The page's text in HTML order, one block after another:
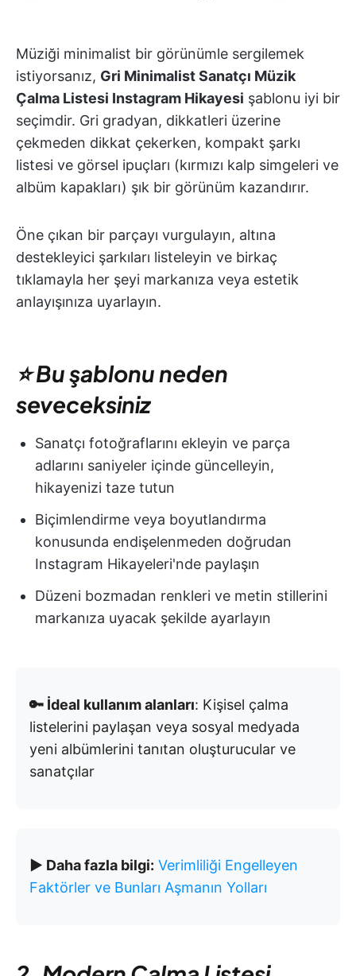
Müziği minimalist bir görünümle sergilemek
istiyorsanız, Gri Minimalist Sanatçı Müzik
Çalma Listesi Instagram Hikayesi şablonu iyi bir
seçimdir. Gri gradyan, dikkatleri üzerine
çekmeden dikkat çekerken, kompakt şarkı
listesi ve görsel ipuçları (kırmızı kalp simgeleri ve
albüm kapakları) şık bir görünüm kazandırır.
Öne çıkan bir parçayı vurgulayın, altına
destekleyici şarkıları listeleyin ve birkaç
tıklamayla her şeyi markanıza veya estetik
anlayışınıza uyarlayın.
⭐ Bu şablonu neden
seveceksiniz
Sanatçı fotoğraflarını ekleyin ve parça
adlarını saniyeler içinde güncelleyin,
hikayenizi taze tutun
Biçimlendirme veya boyutlandırma
konusunda endişelenmeden doğrudan
Instagram Hikayeleri'nde paylaşın
Düzeni bozmadan renkleri ve metin stillerini
markanıza uyacak şekilde ayarlayın
🔑 İdeal kullanım alanları: Kişisel çalma
listelerini paylaşan veya sosyal medyada
yeni albümlerini tanıtan oluşturucular ve
sanatçılar
▶️ Daha fazla bilgi: Verimliliği Engelleyen
Faktörler ve Bunları Aşmanın Yolları